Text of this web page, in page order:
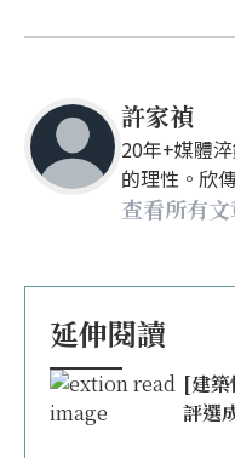
許家禎
20年+媒體
的理性。欣
查看所有文
延伸閱讀
[建
評選